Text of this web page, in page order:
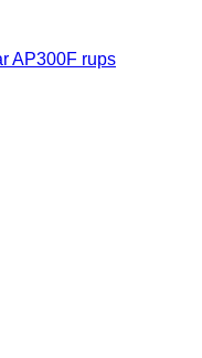
AP300F rups